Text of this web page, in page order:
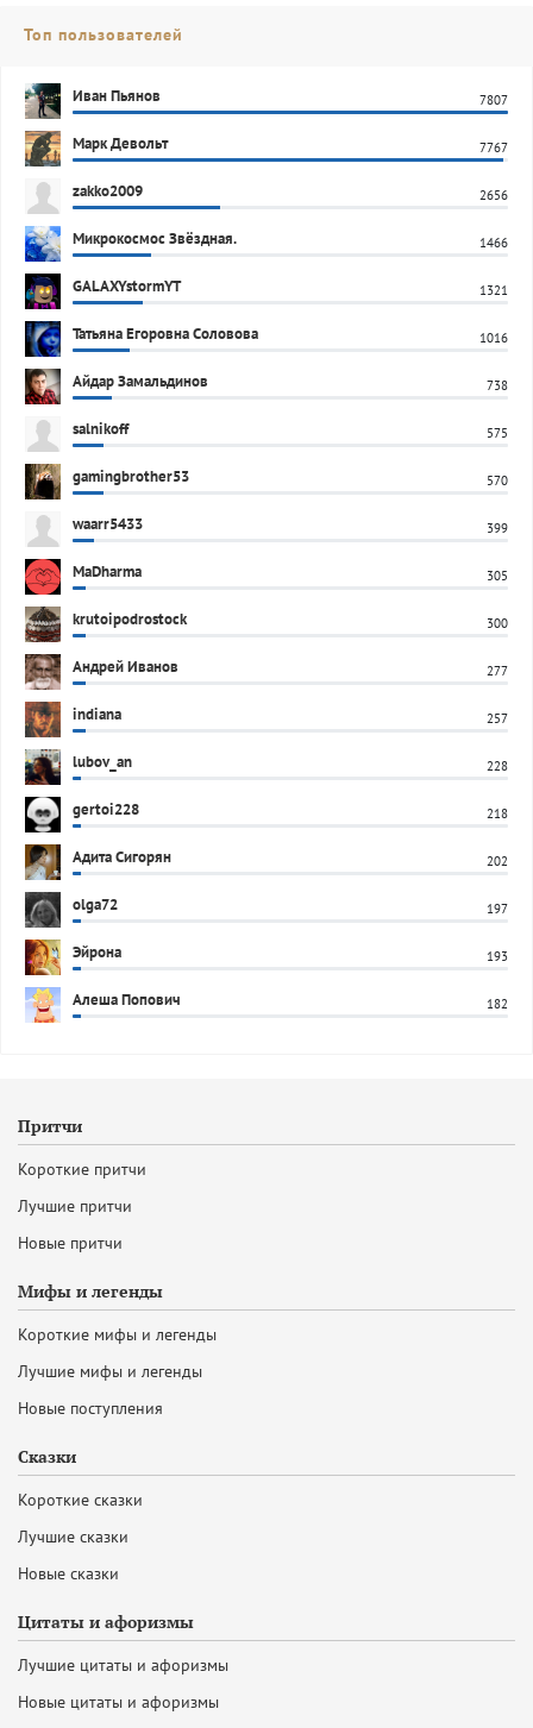
Топ пользователей
Иван Пьянов 7807
Марк Девольт 7767
zakko2009 2656
Микрокосмос Звёздная. 1466
GALAXYstormYT 1321
Татьяна Егоровна Соловова 1016
Айдар Замальдинов 738
salnikoff 575
gamingbrother53 570
waarr5433 399
MaDharma 305
krutoipodrostock 300
Андрей Иванов 277
indiana 257
lubov_an 228
gertoi228 218
Адита Сигорян 202
olga72 197
Эйрона 193
Алеша Попович 182
Притчи
Короткие притчи
Лучшие притчи
Новые притчи
Мифы и легенды
Короткие мифы и легенды
Лучшие мифы и легенды
Новые поступления
Сказки
Короткие сказки
Лучшие сказки
Новые сказки
Цитаты и афоризмы
Лучшие цитаты и афоризмы
Новые цитаты и афоризмы